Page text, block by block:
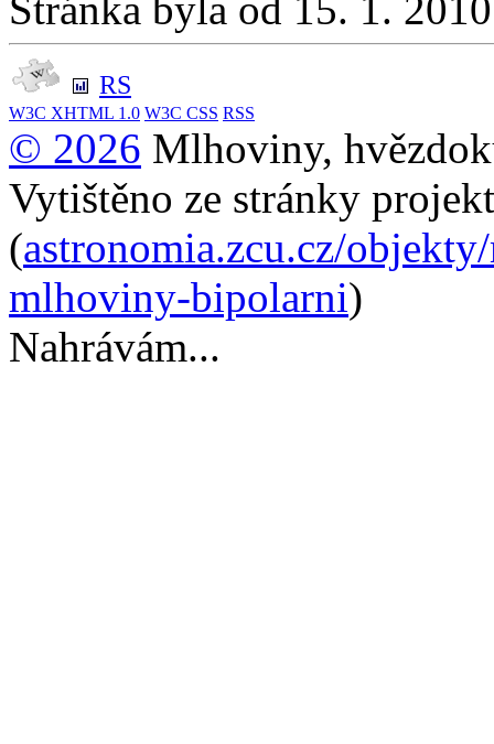
RS
W3C XHTML 1.0 W3C CSS RSS
© 2026 Mlhoviny,
Vytištěno ze stránky
(astronomia.zcu.cz/
mlhoviny-bipolarni)
Nahrávám...